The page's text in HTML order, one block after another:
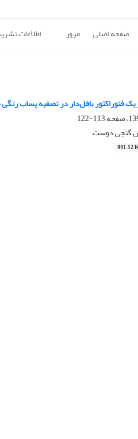
صفحه اصلی مرور اطلاعات
یک فتوراکتور بافل‌دار در تصفیه پساب
113-122
گنجی دوست
911.12